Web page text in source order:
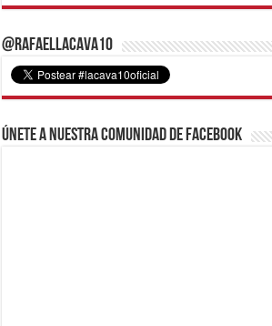
@RafaelLacava10
Únete a nuestra comunidad de Facebook